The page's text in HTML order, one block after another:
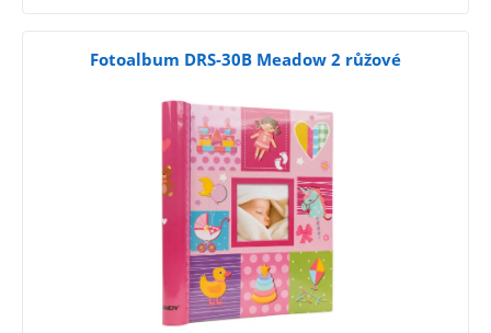
Fotoalbum DRS-30B Meadow 2 růžové